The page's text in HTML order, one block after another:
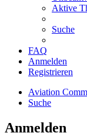
Aktive
Suche
FAQ
Anmelden
Registrieren
Aviation
Suche
Anmelden